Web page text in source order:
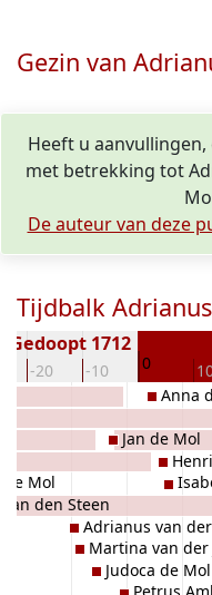
Gezin van
Heeft u
met betrekking tot
De auteur van deze
Tijdbalk
-20 -10 0
Gedoopt 1712
Mol
den Steen
Adrianus van
Martina van der
Judoca de Mol
Jan de Mol
Anna